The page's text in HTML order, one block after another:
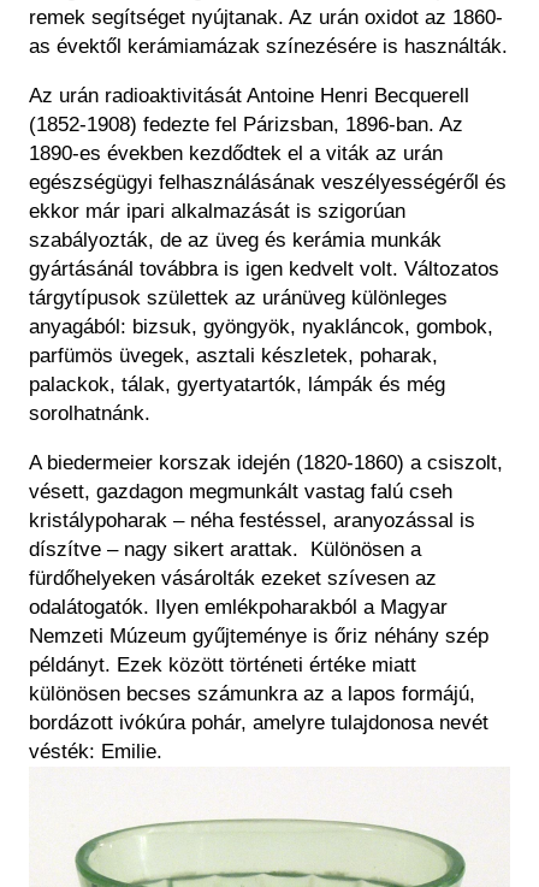
remek segítséget nyújtanak. Az urán oxidot az 1860-
as évektől kerámiamázak színezésére is használták.
Az urán radioaktivitását Antoine Henri Becquerell
(1852-1908) fedezte fel Párizsban, 1896-ban. Az
1890-es években kezdődtek el a viták az urán
egészségügyi felhasználásának veszélyességéről és
ekkor már ipari alkalmazását is szigorúan
szabályozták, de az üveg és kerámia munkák
gyártásánál továbbra is igen kedvelt volt. Változatos
tárgytípusok születtek az uránüveg különleges
anyagából: bizsuk, gyöngyök, nyakláncok, gombok,
parfümös üvegek, asztali készletek, poharak,
palackok, tálak, gyertyatartók, lámpák és még
sorolhatnánk.
A biedermeier korszak idején (1820-1860) a csiszolt,
vésett, gazdagon megmunkált vastag falú cseh
kristálypoharak ‒ néha festéssel, aranyozással is
díszítve ‒ nagy sikert arattak. Különösen a
fürdőhelyeken vásárolták ezeket szívesen az
odalátogatók. Ilyen emlékpoharakból a Magyar
Nemzeti Múzeum gyűjteménye is őriz néhány szép
példányt. Ezek között történeti értéke miatt
különösen becses számunkra az a lapos formájú,
bordázott ivókúra pohár, amelyre tulajdonosa nevét
vésték: Emilie.